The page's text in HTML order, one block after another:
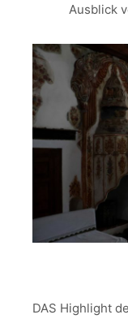
Ausblick
DAS Highlight